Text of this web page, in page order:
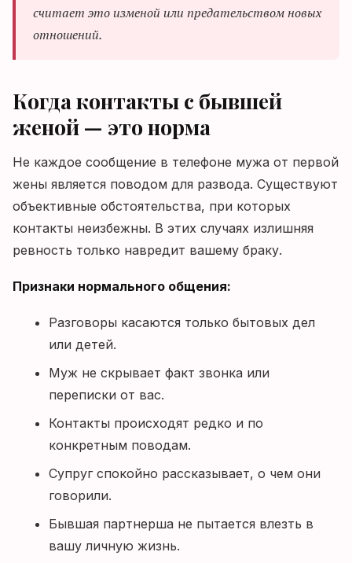
считает это изменой или предательством новых
отношений.
Когда контакты с бывшей
женой — это норма
Не каждое сообщение в телефоне мужа от первой
жены является поводом для развода. Существуют
объективные обстоятельства, при которых
контакты неизбежны. В этих случаях излишняя
ревность только навредит вашему браку.
Признаки нормального общения:
Разговоры касаются только бытовых дел
или детей.
Муж не скрывает факт звонка или
переписки от вас.
Контакты происходят редко и по
конкретным поводам.
Супруг спокойно рассказывает, о чем они
говорили.
Бывшая партнерша не пытается влезть в
вашу личную жизнь.